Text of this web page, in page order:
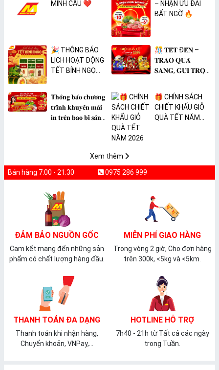
MINH CẦU ❤️
– NHẬN ƯU ĐÃI
BẤT NGỜ 🔥
🎉 THÔNG BÁO
LỊCH HOẠT ĐỘNG
TẾT BÍNH NGỌ
🎊 𝐓𝐄̂́𝐓 Đ𝐄̂́𝐍 –
𝐓𝐑𝐀𝐎 𝐐𝐔𝐀̀
𝐒𝐀𝐍𝐆, 𝐆𝐔̛̉𝐈 𝐓𝐑𝐎̣𝐍
𝐓𝐡𝐨̂𝐧𝐠 𝐛𝐚́𝐨 𝐜𝐡𝐮̛𝐨̛𝐧𝐠
𝐭𝐫𝐢̀𝐧𝐡 𝐤𝐡𝐮𝐲𝐞̂́𝐧 𝐦𝐚̃𝐢
𝐢𝐧 𝐭𝐫𝐞̂𝐧 𝐛𝐚𝐨 𝐛𝐢̀ 𝐬𝐚̉𝐧
🎁 CHÍNH SÁCH
CHIẾT KHẤU GIỎ
QUÀ TẾT NĂM
Xem thêm
Bán hàng 7:00 - 21:30 0975 286 999
ĐẢM BẢO NGUỒN GỐC
Cam kết mang đến những sản
phẩm có chất lượng hàng đầu.
MIỄN PHÍ GIAO HÀNG
Trong vòng 2 giờ, Cho đơn hàng
trên 300k, <5kg và <5km.
THANH TOÁN ĐA DẠNG
Thanh toán khi nhận hàng,
Chuyển khoản, VNPay,...
HOTLINE HỖ TRỢ
7h40 - 21h từ Tất cả các ngày
trong Tuần.